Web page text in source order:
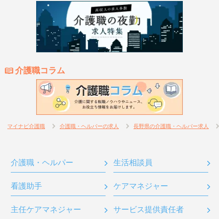
介護職コラム
マイナビ介護職 介護職・ヘルパーの求人 長野県の介護職・ヘルパー求人
介護職・ヘルパー 生活相談員
看護助手 ケアマネジャー
主任ケアマネジャー サービス提供責任者